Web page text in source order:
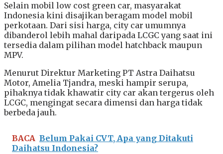
Selain mobil low cost green car, masyarakat
Indonesia kini disajikan beragam model mobil
perkotaan. Dari sisi harga, city car umumnya
dibanderol lebih mahal daripada LCGC yang saat ini
tersedia dalam pilihan model hatchback maupun
MPV.
Menurut Direktur Marketing PT Astra Daihatsu
Motor, Amelia Tjandra, meski hampir serupa,
pihaknya tidak khawatir city car akan tergerus oleh
LCGC, mengingat secara dimensi dan harga tidak
berbeda jauh.
BACA Belum Pakai CVT, Apa yang Ditakuti
Daihatsu Indonesia?